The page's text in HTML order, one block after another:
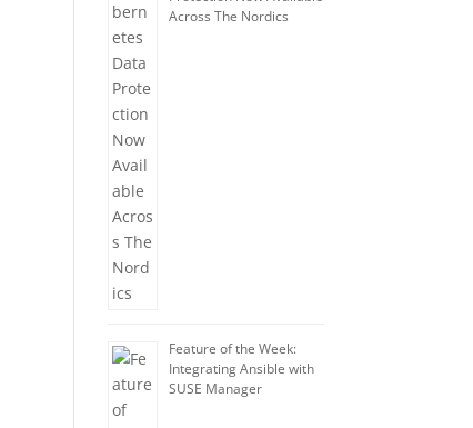
Across The Nordics
Feature of the Week:
Integrating Ansible with
SUSE Manager